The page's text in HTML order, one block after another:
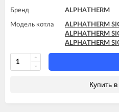
Бренд ALPHATHERM
Модель котла
ALPHATHERM
ALPHATHERM
ALPHATHERM
Купить